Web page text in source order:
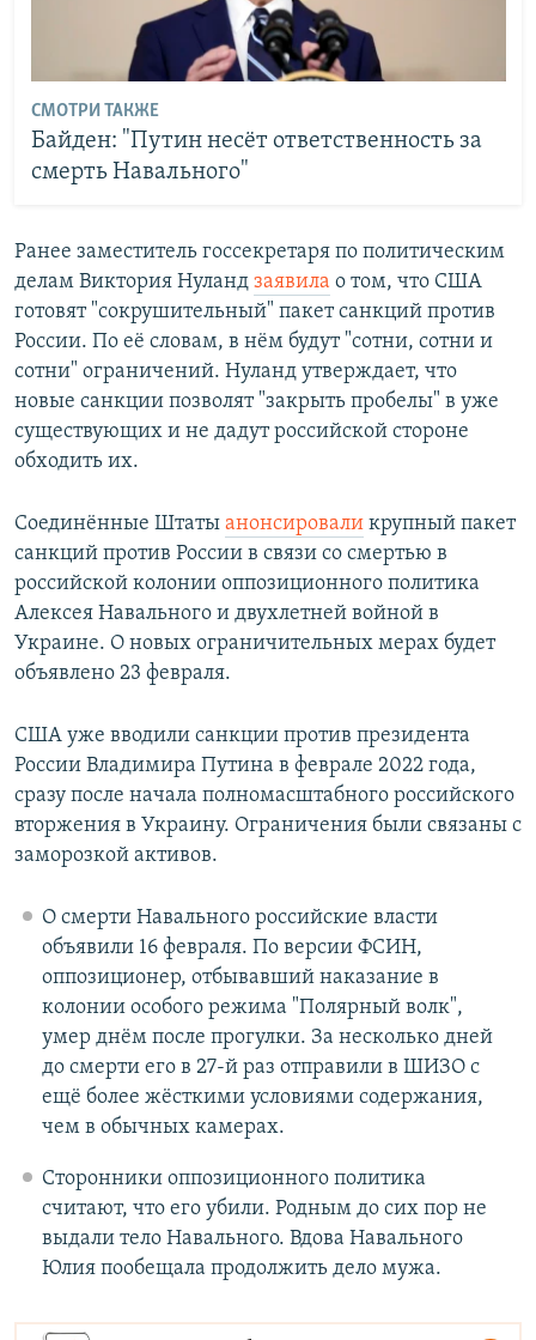
СМОТРИ ТАКЖЕ
Байден: "Путин несёт ответственность за
смерть Навального"
Ранее заместитель госсекретаря по политическим
делам Виктория Нуланд заявила о том, что США
готовят "сокрушительный" пакет санкций против
России. По её словам, в нём будут "сотни, сотни и
сотни" ограничений. Нуланд утверждает, что
новые санкции позволят "закрыть пробелы" в уже
существующих и не дадут российской стороне
обходить их.
Соединённые Штаты анонсировали крупный пакет
санкций против России в связи со смертью в
российской колонии оппозиционного политика
Алексея Навального и двухлетней войной в
Украине. О новых ограничительных мерах будет
объявлено 23 февраля.
США уже вводили санкции против президента
России Владимира Путина в феврале 2022 года,
сразу после начала полномасштабного российского
вторжения в Украину. Ограничения были связаны с
заморозкой активов.
О смерти Навального российские власти
объявили 16 февраля. По версии ФСИН,
оппозиционер, отбывавший наказание в
колонии особого режима "Полярный волк",
умер днём после прогулки. За несколько дней
до смерти его в 27-й раз отправили в ШИЗО с
ещё более жёсткими условиями содержания,
чем в обычных камерах.
Сторонники оппозиционного политика
считают, что его убили. Родным до сих пор не
выдали тело Навального. Вдова Навального
Юлия пообещала продолжить дело мужа.